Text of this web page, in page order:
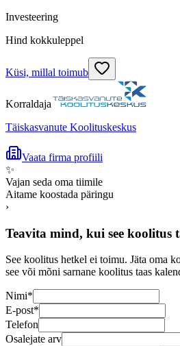
Investeering
Hind kokkuleppel
Küsi, millal toimub
Korraldaja
Täiskasvanute Koolituskeskus
Vaata firma profiili
✨
Vajan seda oma tiimile
Aitame koostada päringu
›
Teavita mind, kui see koolitus
See koolitus hetkel ei toimu. Jäta oma
see või mõni sarnane koolitus taas
Nimi*
E-post*
Telefon
Osalejate arv